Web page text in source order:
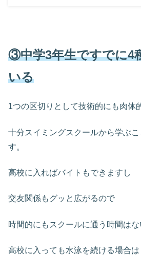
③中学3年生ですでに4
いる
1つの区切りとして技術的にも肉体
十分スイミングスクールから学ぶ
す。
高校に入ればバイトもできますし
交友関係もグッと広がるので
時間的にもスクールに通う時間はな
高校に入っても水泳を続ける場合は